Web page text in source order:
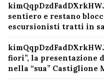
sentiero e restano
escursionisti tratti in
fiori”, la presentazione
nella “sua” Castiglione